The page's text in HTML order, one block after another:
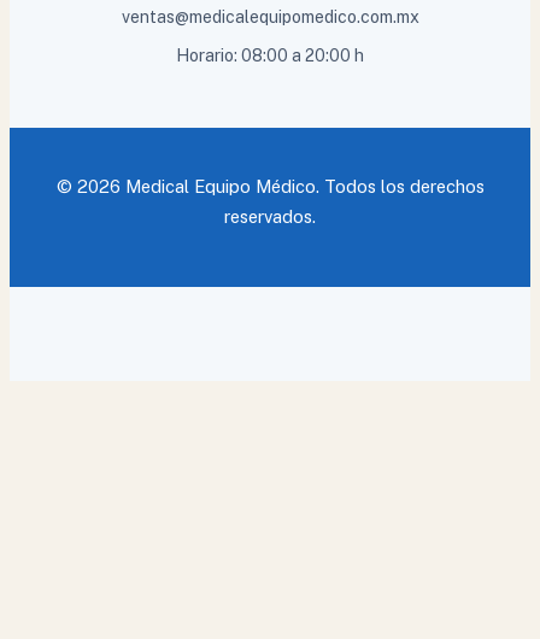
ventas@medicalequipomedico.com.mx
Horario: 08:00 a 20:00 h
© 2026 Medical Equipo Médico. Todos los derechos
reservados.